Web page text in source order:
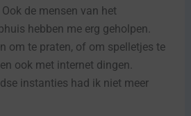
de mensen van het
hebben me erg geholpen.
om te praten, of om spelletjes te
ook met internet dingen.
instanties had ik niet meer